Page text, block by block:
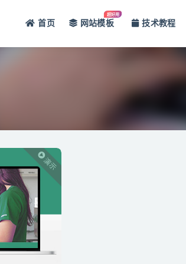
首页 网站模板
超好用
技术教程
演示